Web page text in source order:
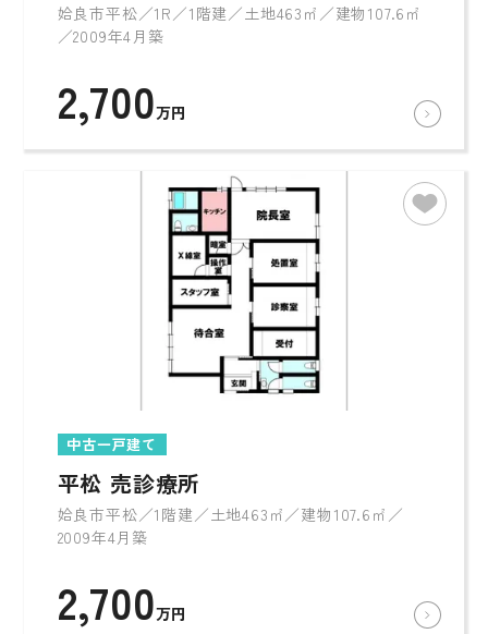
姶良市平松／1R／1階建／土地463㎡／建物107.6㎡
／2009年4月築
2,700万円
中古一戸建て
平松 売診療所
姶良市平松／1階建／土地463㎡／建物107.6㎡／
2009年4月築
2,700万円